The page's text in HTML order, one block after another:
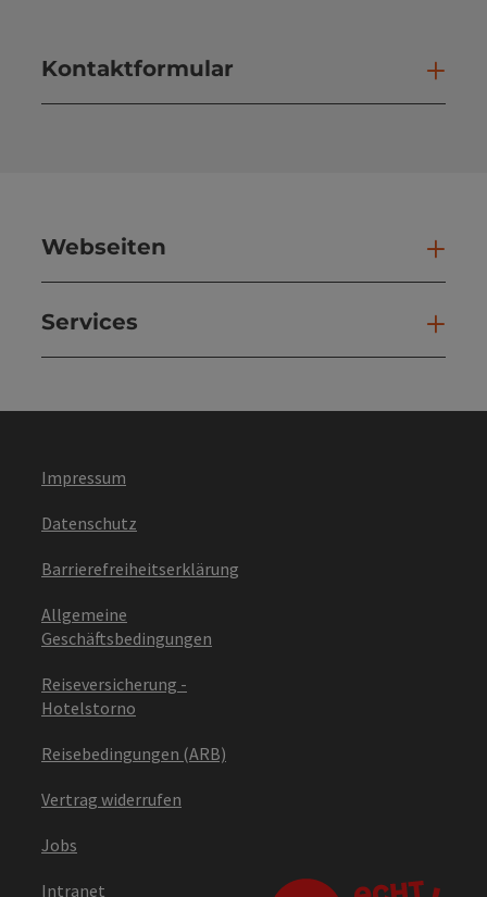
Kontaktformular
Webseiten
Services
Impressum
Datenschutz
Barrierefreiheitserklärung
Allgemeine
Geschäftsbedingungen
Reiseversicherung -
Hotelstorno
Reisebedingungen (ARB)
Vertrag widerrufen
Jobs
Intranet